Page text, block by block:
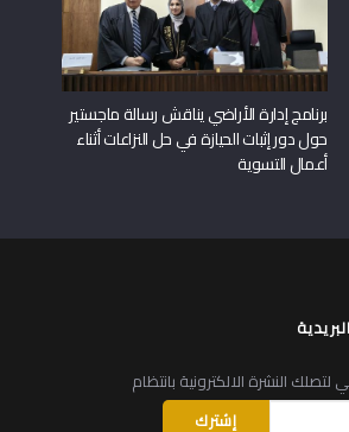
برنامج إدارة الأراضي يناقش رسالة ماجستير
حول دور إثبات الحيازة في حل النزاعات أثناء
أعمال التسوية
لتصلك النشرة الالكترونية بانتظام